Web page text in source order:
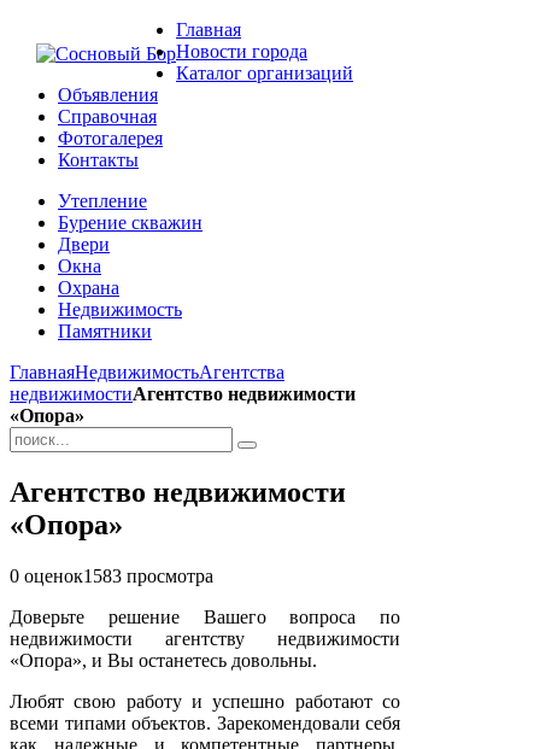
Главная
Новости города
Каталог организаций
Объявления
Справочная
Фотогалерея
Контакты
Утепление
Бурение скважин
Двери
Окна
Охрана
Недвижимость
Памятники
ГлавнаяНедвижимостьАгентства
недвижимостиАгентство недвижимости
«Опора»
Агентство недвижимости
«Опора»
0 оценок1583 просмотра
Доверьте решение Вашего вопроса по
недвижимости агентству недвижимости
«Опора», и Вы останетесь довольны.
Любят свою работу и успешно работают со
всеми типами объектов. Зарекомендовали себя
как надежные и компетентные партнеры,